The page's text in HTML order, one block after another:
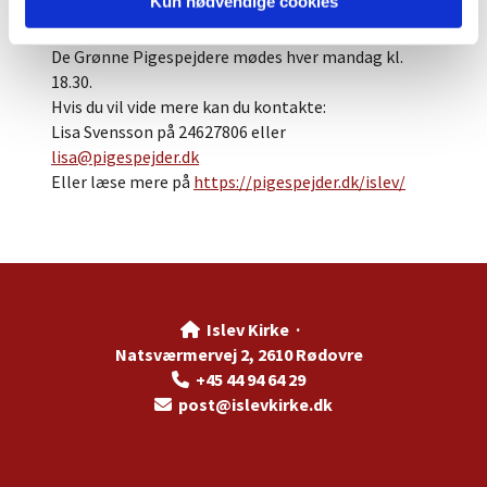
Eller læs mere på www.kfumislev.dk
De Grønne Pigespejdere mødes hver mandag kl.
18.30.
Hvis du vil vide mere kan du kontakte:
Lisa Svensson på 24627806 eller
lisa@pigespejder.dk
Eller læse mere på https://pigespejder.dk/islev/
 Islev Kirke ·
Natsværmervej 2, 2610 Rødovre
 +45 44 94 64 29
 post@islevkirke.dk